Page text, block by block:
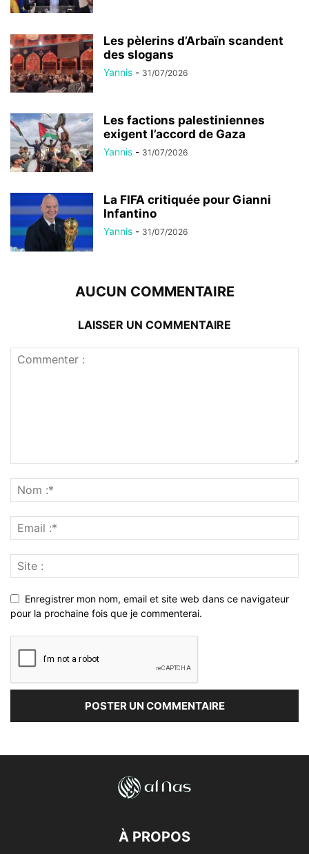
Les pèlerins d’Arbaïn scandent
des slogans
Yannis - 31/07/2026
Les factions palestiniennes
exigent l’accord de Gaza
Yannis - 31/07/2026
La FIFA critiquée pour Gianni
Infantino
Yannis - 31/07/2026
AUCUN COMMENTAIRE
LAISSER UN COMMENTAIRE
Enregistrer mon nom, email et site web dans ce navigateur
pour la prochaine fois que je commenterai.
À PROPOS